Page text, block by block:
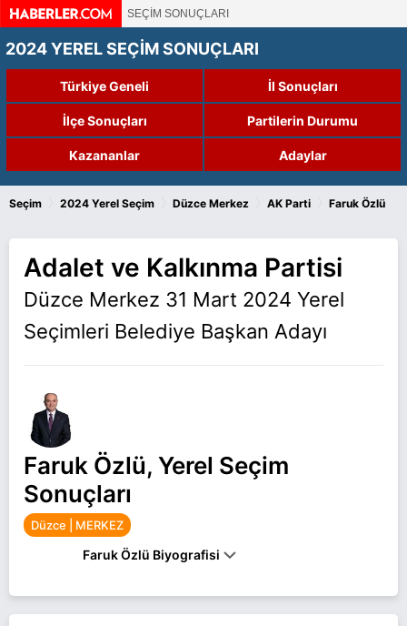
SEÇİM SONUÇLARI
2024 YEREL SEÇİM SONUÇLARI
Türkiye Geneli İl Sonuçları
İlçe Sonuçları Partilerin Durumu
Kazananlar Adaylar
Seçim 2024 Yerel Seçim Düzce Merkez AK Parti Faruk Özlü
Adalet ve Kalkınma Partisi
Düzce Merkez 31 Mart 2024 Yerel
Seçimleri Belediye Başkan Adayı
Faruk Özlü, Yerel Seçim
Sonuçları
Düzce | MERKEZ
Faruk Özlü Biyografisi